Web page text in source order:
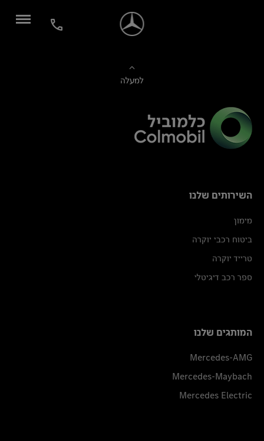
למעלה
השירותים שלנו
מימון
ביטוח רכבי יוקרה
טרייד יוקרה
ספר רכב דיגיטלי
המותגים שלנו
Mercedes-AMG
Mercedes-Maybach
Mercedes Electric